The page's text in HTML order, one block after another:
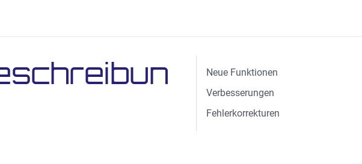
Neue Funktionen
Verbesserungen
Fehlerkorrekturen